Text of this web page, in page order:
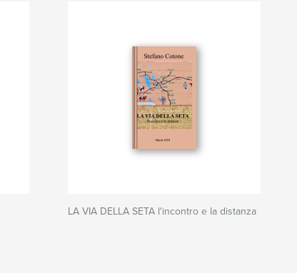
LA VIA DELLA SETA l'incontro e la distanza